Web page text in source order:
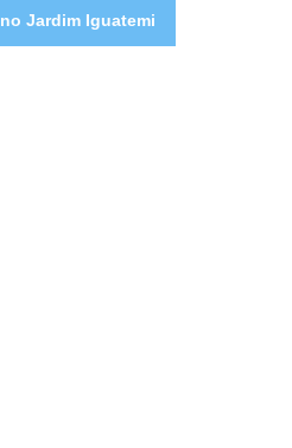
no Jardim Iguatemi